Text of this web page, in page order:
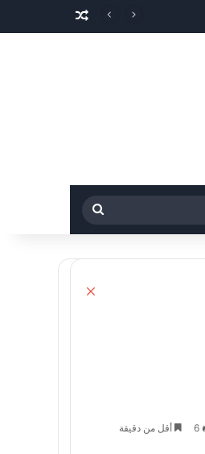
مقال عشوائي
بحث
عن
6 أقل من دقيقة